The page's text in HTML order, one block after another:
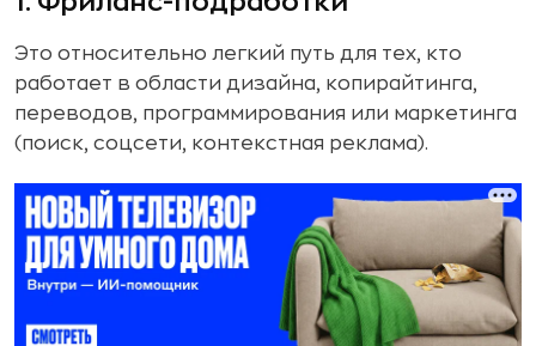
Это относительно легкий путь для тех, кто
работает в области дизайна, копирайтинга,
переводов, программирования или маркетинга
(поиск, соцсети, контекстная реклама).